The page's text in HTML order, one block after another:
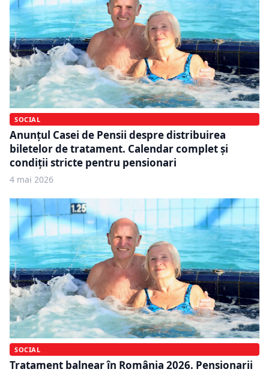
SOCIAL
Anunțul Casei de Pensii despre distribuirea
biletelor de tratament. Calendar complet și
condiții stricte pentru pensionari
4 mai 2026
SOCIAL
Tratament balnear în România 2026. Pensionarii